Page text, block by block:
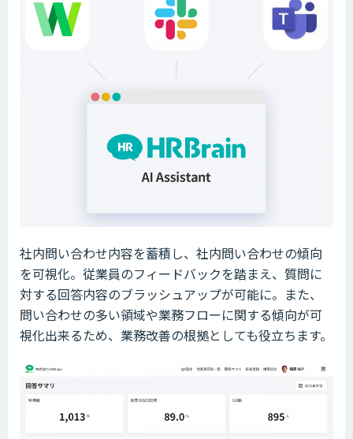
社内問い合わせ内容を蓄積し、社内問い合わせの傾向
を可視化。従業員のフィードバックを踏まえ、質問に
対する回答内容のブラッシュアップが可能に。また、
問い合わせの多い領域や業務フローに関する傾向が可
視化出来るため、業務改善の根拠としても役立ちます。